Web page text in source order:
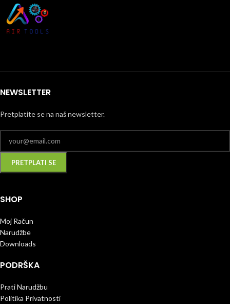
NEWSLETTER
Pretplatite se na naš newsletter.
SHOP
Moj Račun
Narudžbe
Downloads
PODRŠKA
Prati Narudžbu
Politika Privatnosti